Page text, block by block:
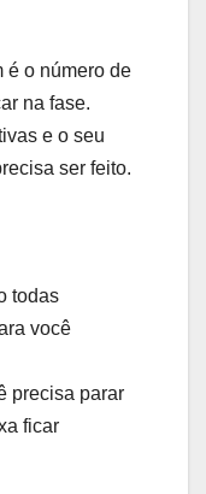
é o número de
na fase.
e o seu
ser feito.
todas
você
precisa parar
ficar